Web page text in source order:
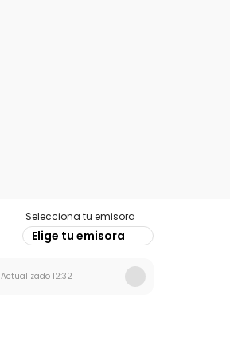
Selecciona tu emisora
Elige tu emisora
Actualizado 12:32